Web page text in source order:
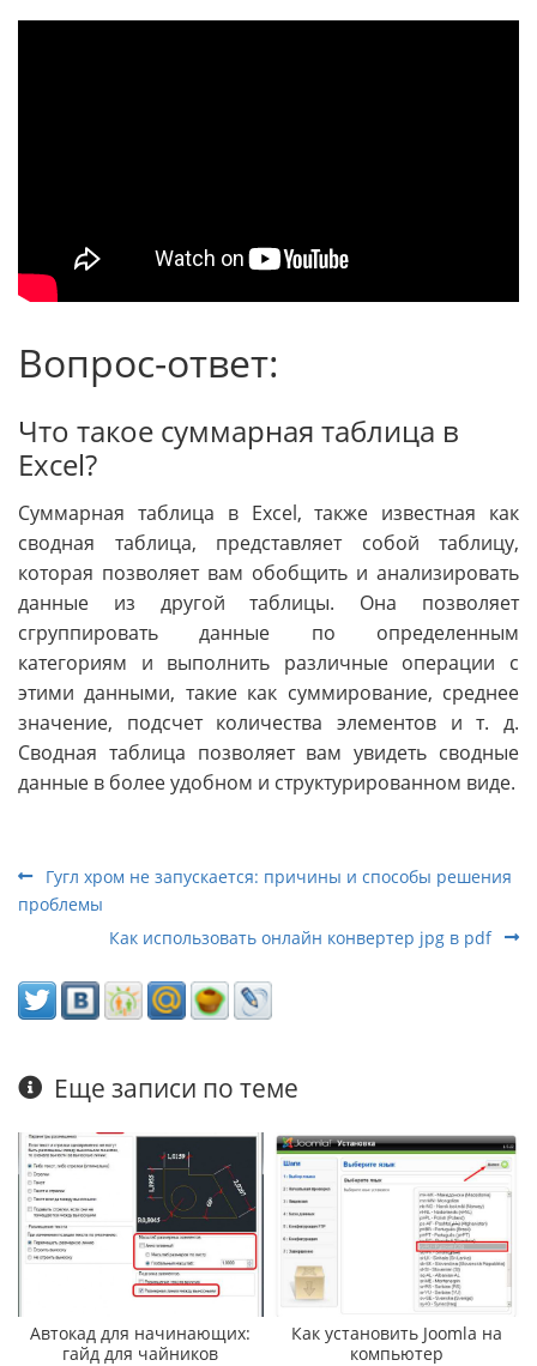
Вопрос-ответ:
Что такое суммарная таблица в
Excel?
Суммарная таблица в Excel, также известная как
сводная таблица, представляет собой таблицу,
которая позволяет вам обобщить и анализировать
данные из другой таблицы. Она позволяет
сгруппировать данные по определенным
категориям и выполнить различные операции с
этими данными, такие как суммирование, среднее
значение, подсчет количества элементов и т. д.
Сводная таблица позволяет вам увидеть сводные
данные в более удобном и структурированном виде.
Гугл хром не запускается: причины и способы решения
проблемы
Как использовать онлайн конвертер jpg в pdf
Еще записи по теме
Автокад для начинающих:
гайд для чайников
Как установить Joomla на
компьютер